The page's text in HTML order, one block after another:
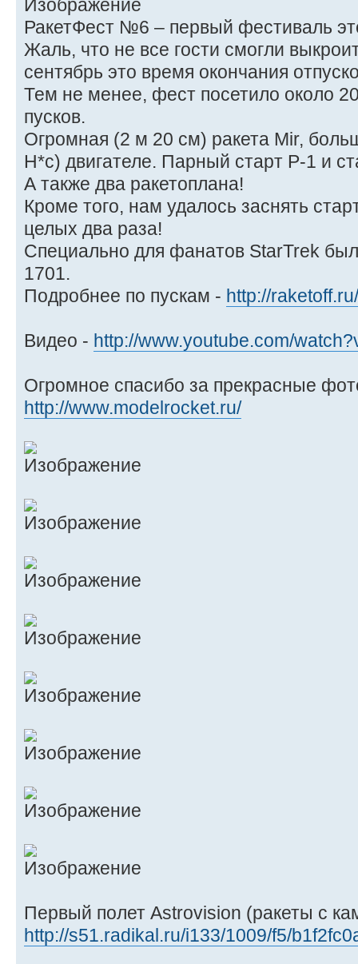
РакетФест №6 – первый фестиваль
Жаль, что не все гости смогли
сентябрь это время окончания
Тем не менее, фест посетило около
пусков.
Огромная (2 м 20 см) ракета Mir,
Н*с) двигателе. Парный старт Р-1 и
А также два ракетоплана!
Кроме того, нам удалось заснять
целых два раза!
Специально для фанатов StarTrek
1701.
Подробнее по пускам - http://
Видео - http://www.youtube.com/
Огромное спасибо за прекрасные
http://www.modelrocket.ru/
Первый полет Astrovision (ракеты с
http://s51.radikal.ru/i133/1009/f5/